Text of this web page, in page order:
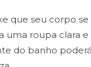
que seu corpo se
uma roupa clara
do banho